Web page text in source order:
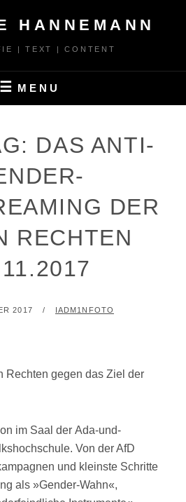
HANNEMANN
| TEXT | CONTENT
MENU
DAS ANTI-
DER
RECHTEN
2017 BY
IADM1NFOTO
Rechten gegen das Ziel der
im Saal der Ada-und-
Von der AfD
und kleinste Schritte
als »Gender-Wahn«,